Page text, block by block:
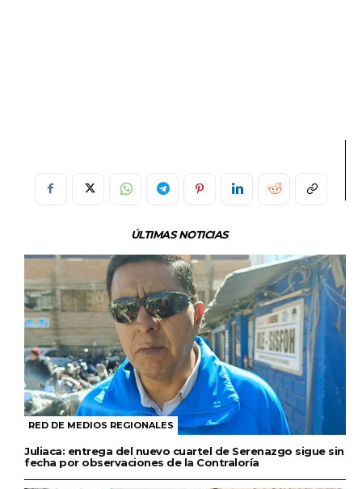
ÚLTIMAS NOTICIAS
RED DE MEDIOS REGIONALES
Juliaca: entrega del nuevo cuartel de Serenazgo sigue sin
fecha por observaciones de la Contraloría